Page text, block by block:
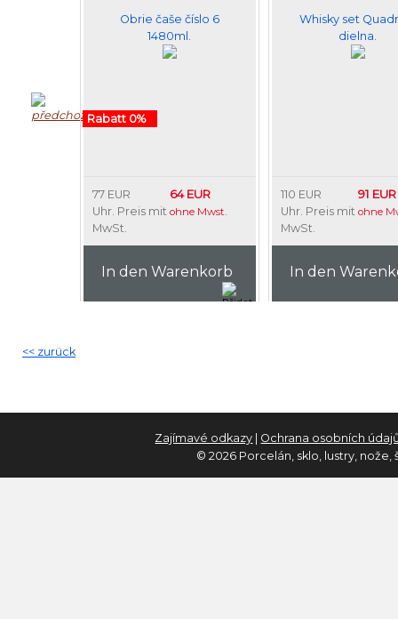
Obrie čaše číslo 6
1480ml.
Rabatt 0%
77 EUR
Uhr. Preis mit
MwSt.
64 EUR
ohne Mwst.
In den Warenkorb
Whisky set
dielna.
110 EUR
Uhr. Preis mit
MwSt.
91 EUR
ohne
In den
<< zurück
Zajímavé odkazy
Ochrana osobních
© 2026 Porcelán, sklo, lustry,